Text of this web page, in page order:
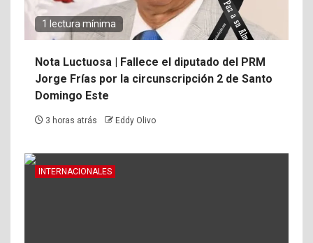
1 lectura mínima
Nota Luctuosa | Fallece el diputado del PRM
Jorge Frías por la circunscripción 2 de Santo
Domingo Este
3 horas atrás Eddy Olivo
INTERNACIONALES